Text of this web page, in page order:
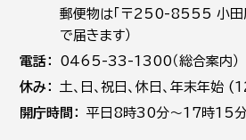
郵便物は「〒250-8555 小田
で届きます）
電話
0465-33-1300（総合案内）
休み
土､日､祝日、休日、年末年始
開庁時間
平日8時30分～17時15